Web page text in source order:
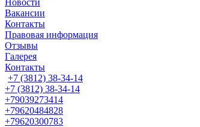
Новости
Вакансии
Контакты
Правовая информация
Отзывы
Галерея
Контакты
+7 (3812) 38-34-14
+7 (3812) 38-34-14
+79039273414
+79620484828
+79620300783